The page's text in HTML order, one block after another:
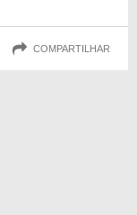
COMPARTILHAR